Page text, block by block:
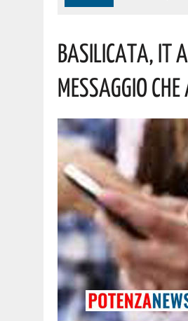
7 AGOSTO 2026 | STRAGE DI MARCINELLE,
7 AGOSTO 2026 | BARDI RICEVE
Basilicata, IT
Messaggio